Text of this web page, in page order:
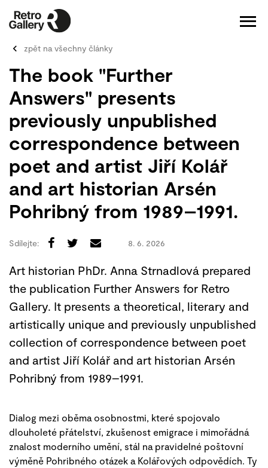
zpět na všechny články
The book "Further
Answers" presents
previously unpublished
correspondence between
poet and artist Jiří Kolář
and art historian Arsén
Pohribný from 1989–1991.
Sdílejte: 8. 6. 2026
Art historian PhDr. Anna Strnadlová prepared
the publication Further Answers for Retro
Gallery. It presents a theoretical, literary and
artistically unique and previously unpublished
collection of correspondence between poet
and artist Jiří Kolář and art historian Arsén
Pohribný from 1989–1991.
Dialog mezi oběma osobnostmi, které spojovalo
dlouholeté přátelství, zkušenost emigrace i mimořádná
znalost moderního umění, stál na pravidelné poštovní
výměně Pohribného otázek a Kolářových odpovědích. Ty